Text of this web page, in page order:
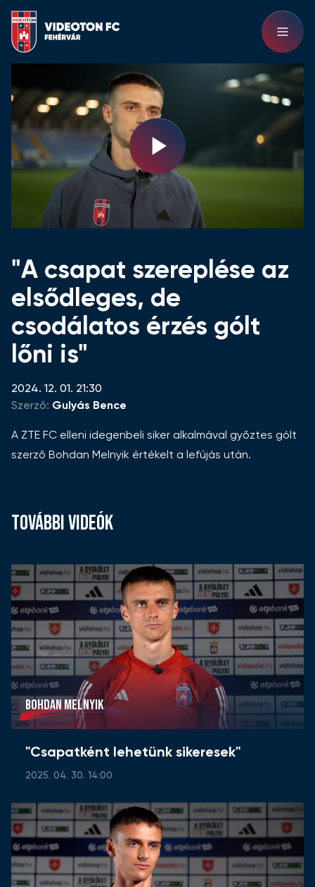
Play
Video
"A csapat szereplése az
elsődleges, de
csodálatos érzés gólt
lőni is"
2024. 12. 01. 21:30
Szerző: Gulyás Bence
A ZTE FC elleni idegenbeli siker alkalmával győztes gólt
szerző Bohdan Melnyik értékelt a lefújás után.
TOVÁBBI VIDEÓK
BOHDAN MELNYIK
"Csapatként lehetünk sikeresek"
2025. 04. 30. 14:00